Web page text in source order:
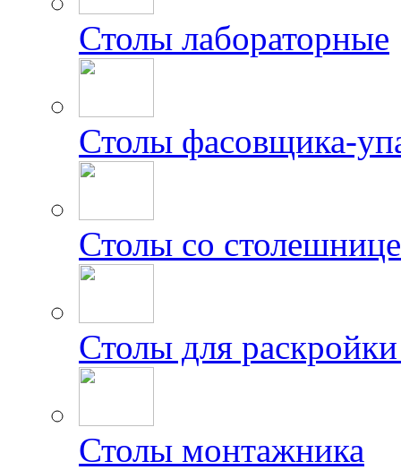
Столы лабораторные
Столы фасовщика-
Столы со
Столы для раскройки
Столы монтажника